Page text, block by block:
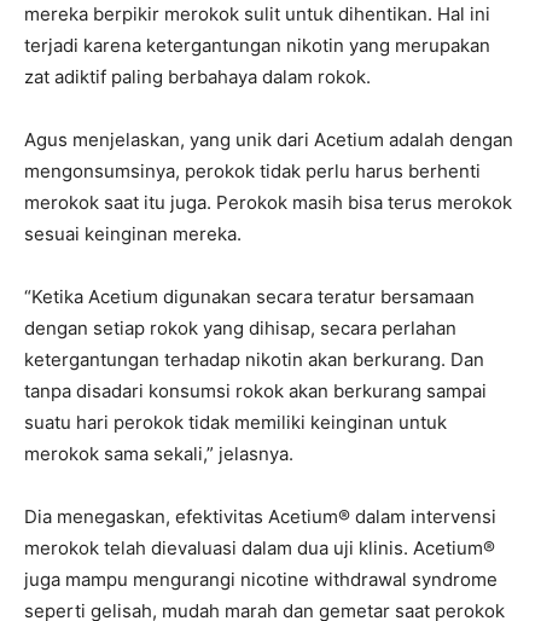
mereka berpikir merokok sulit untuk dihentikan. Hal ini
terjadi karena ketergantungan nikotin yang merupakan
zat adiktif paling berbahaya dalam rokok.
Agus menjelaskan, yang unik dari Acetium adalah dengan
mengonsumsinya, perokok tidak perlu harus berhenti
merokok saat itu juga. Perokok masih bisa terus merokok
sesuai keinginan mereka.
“Ketika Acetium digunakan secara teratur bersamaan
dengan setiap rokok yang dihisap, secara perlahan
ketergantungan terhadap nikotin akan berkurang. Dan
tanpa disadari konsumsi rokok akan berkurang sampai
suatu hari perokok tidak memiliki keinginan untuk
merokok sama sekali,” jelasnya.
Dia menegaskan, efektivitas Acetium® dalam intervensi
merokok telah dievaluasi dalam dua uji klinis. Acetium®️
juga mampu mengurangi nicotine withdrawal syndrome
seperti gelisah, mudah marah dan gemetar saat perokok